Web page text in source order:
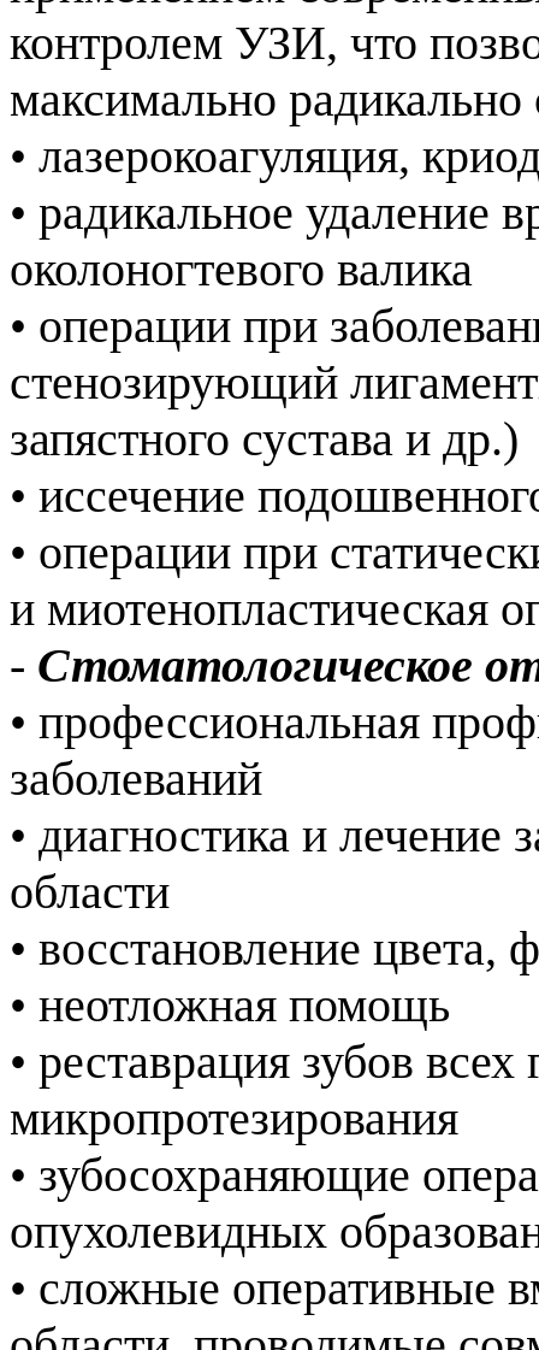
контролем УЗИ, что
максимально
• лазерокоагуляция,
• радикальное удаление
околоногтевого валика
• операции при
стенозирующий
запястного сустава и др.)
• иссечение
• операции при
и миотенопластическая
- Стоматологическое
• профессиональная
заболеваний
• диагностика и лечение
области
• восстановление
• неотложная помощь
• реставрация зубов
микропротезирования
• зубосохраняющие
опухолевидных
• сложные оперативные